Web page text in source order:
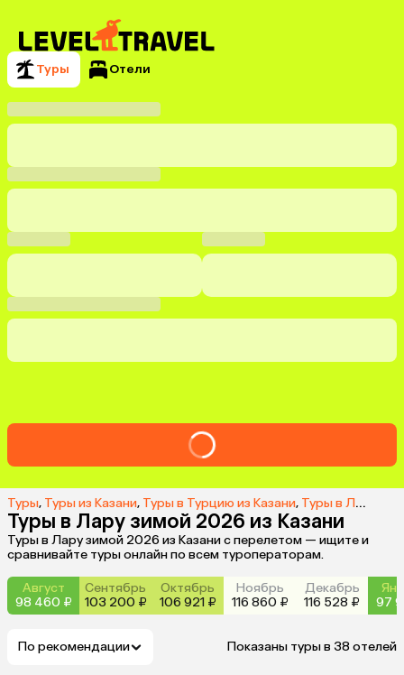
Туры Отели
Туры, Туры из Казани, Туры в Турцию из Казани, Туры в Лару из Казани
Туры в Лару зимой 2026 из Казани
Туры в Лару зимой 2026 из Казани с перелетом — ищите и
сравнивайте туры онлайн по всем туроператорам.
Август
98 460 ₽
Сентябрь
103 200 ₽
Октябрь
106 921 ₽
Ноябрь
116 860 ₽
Декабрь
116 528 ₽
97
По рекомендации Показаны туры в 38 отелей